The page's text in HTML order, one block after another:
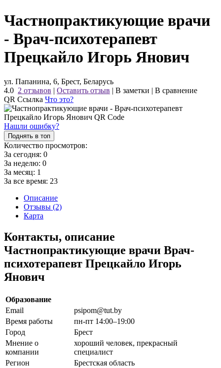
Частнопрактикующие врачи
- Врач-психотерапевт
Прецкайло Игорь Янович
ул. Папанина, 6, Брест, Беларусь
4.0 2 отзывов | Оставить отзыв | В заметки | В сравнение
QR Ссылка Что это?
Нашли ошибку?
Поднять в топ
Количество просмотров:
За сегодня: 0
За неделю: 0
За месяц: 1
За все время: 23
Описание
Отзывы (2)
Карта
Контакты, описание
Частнопрактикующие врачи Врач-
психотерапевт Прецкайло Игорь
Янович
Образование
Email
psipom@tut.by
Время работы
пн-пт 14:00–19:00
Город
Брест
Мнение о
компании
хороший человек, прекрасный
специалист
Регион
Брестская область